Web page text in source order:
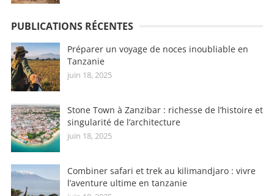
PUBLICATIONS RÉCENTES
Préparer un voyage de noces inoubliable en
Tanzanie
juin 18, 2025
Stone Town à Zanzibar : richesse de l’histoire et
singularité de l’architecture
juin 18, 2025
Combiner safari et trek au kilimandjaro : vivre
l’aventure ultime en tanzanie